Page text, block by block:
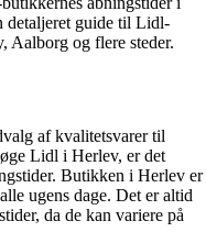
detaljeret guide til Lidl-
Aalborg og flere steder.
af kvalitetsvarer til
Lidl i Herlev, er det
Butikken i Herlev er
ugens dage. Det er altid
da de kan variere på